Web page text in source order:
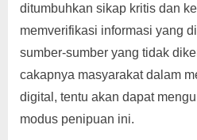
ditumbuhkan sikap kritis dan
memverifikasi informasi yang
sumber-sumber yang tidak
cakapnya masyarakat dalam
digital, tentu akan dapat
modus penipuan ini.